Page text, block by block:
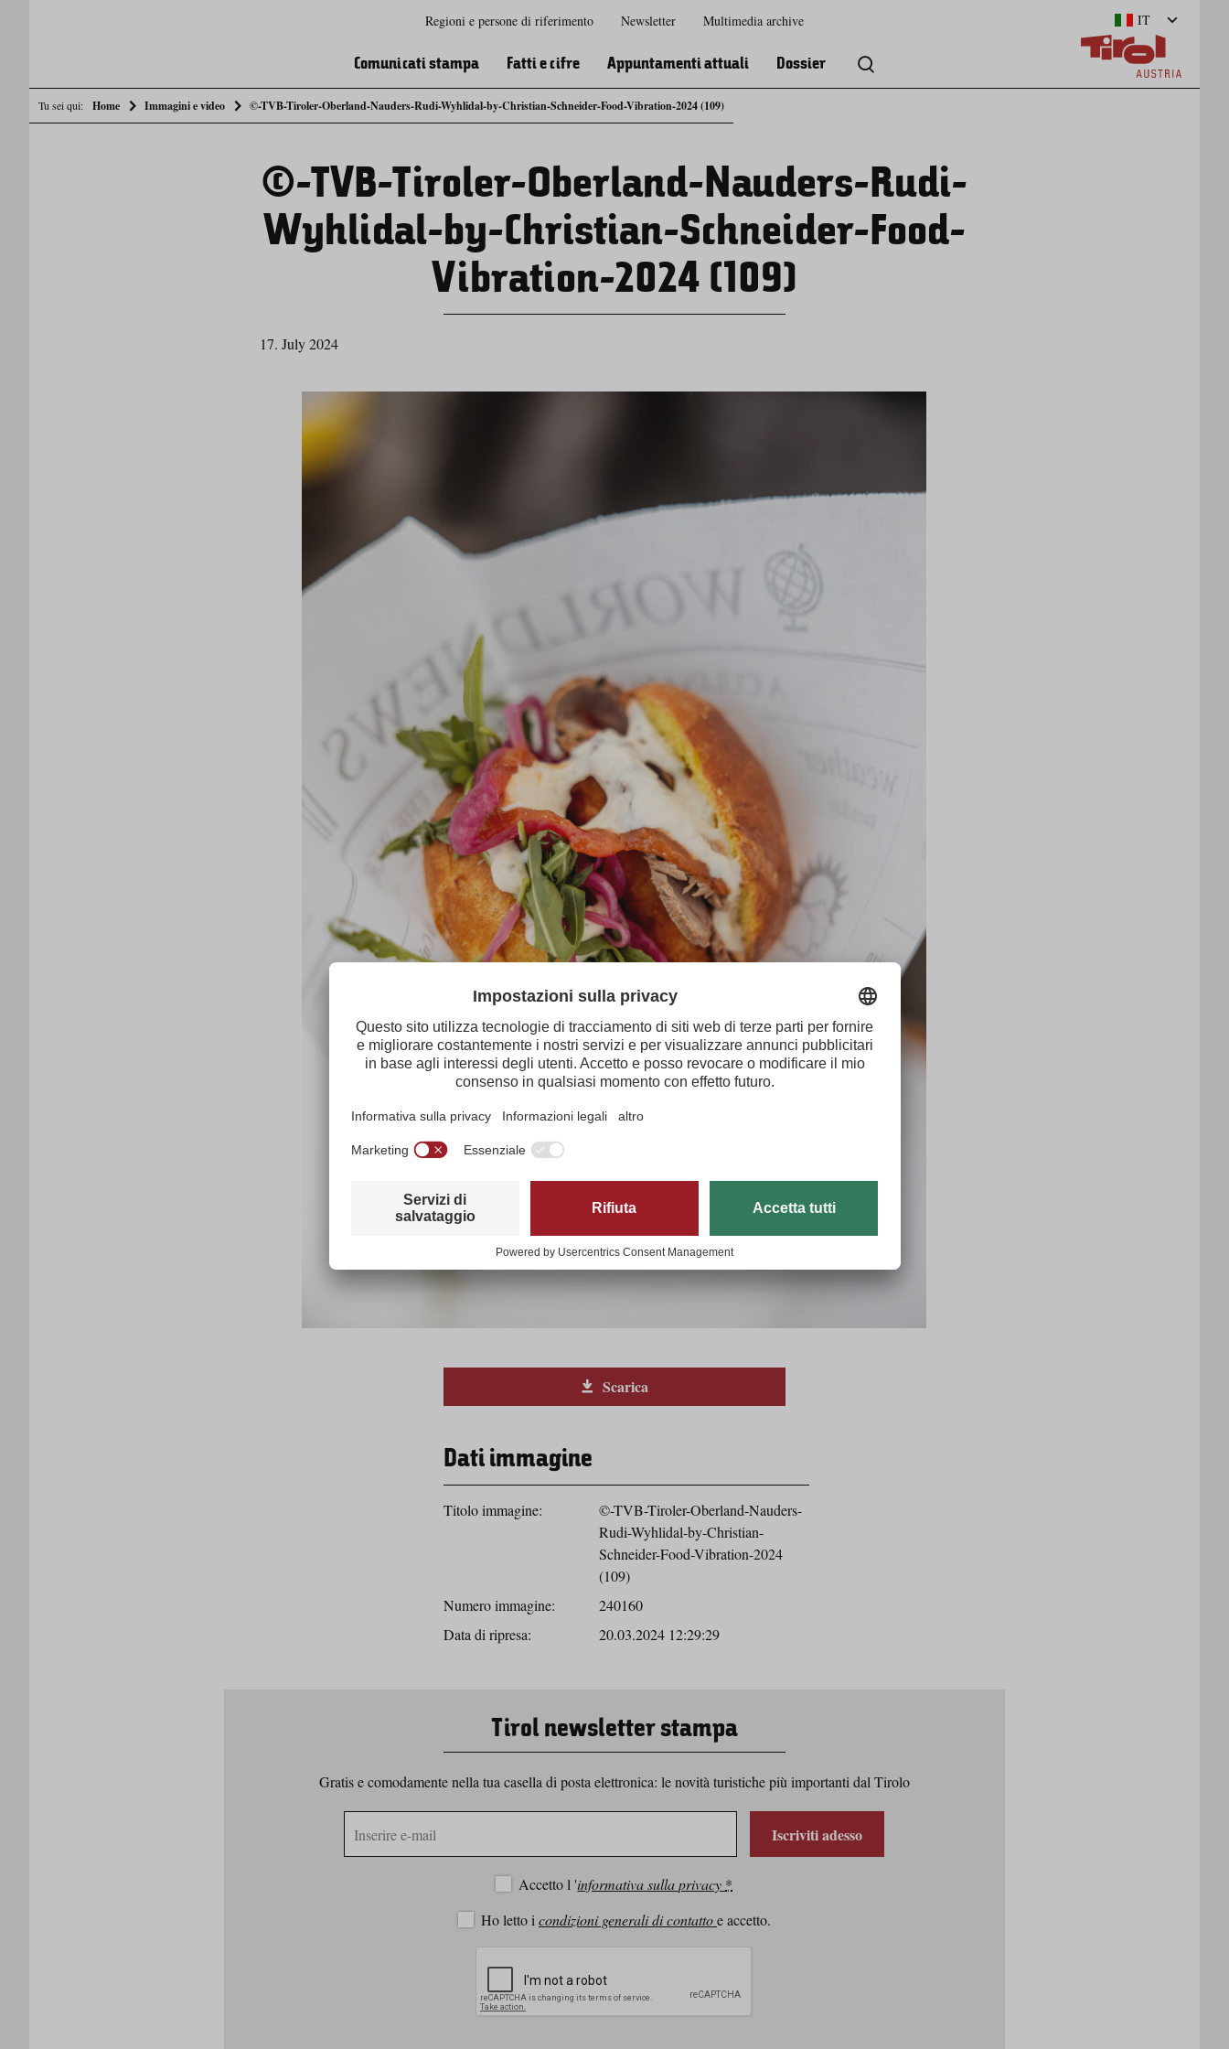
Tu sei qui: Home Immagini e video ©-TVB-Tiroler-Oberland-Nauders-Rudi-Wyhlidal-by-Christian-Schneider-Food-Vibration-2024 (109)
Zur
Zur
Zum
Zum
IT
Comunicati stampa Fatti e cifre Appuntamenti attuali Dossier
Regioni e persone di riferimento Newsletter Multimedia archive
©-TVB-Tiroler-Oberland-Nauders-Rudi-
Wyhlidal-by-Christian-Schneider-Food-
Vibration-2024 (109)
17. July 2024
Scarica
Dati immagine
Titolo immagine:
©-TVB-Tiroler-Oberland-Nauders-
Rudi-Wyhlidal-by-Christian-
Schneider-Food-Vibration-2024
(109)
Numero immagine:
240160
Data di ripresa:
20.03.2024 12:29:29
Tirol newsletter stampa
Gratis e comodamente nella tua casella di posta elettronica: le novità turistiche più importanti dal Tirolo
Iscriviti adesso
Accetto l 'informativa sulla privacy *
Ho letto i condizioni generali di contattoe accetto.